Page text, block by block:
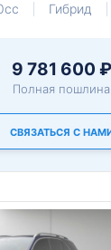
Гибрид
9 781 600 ₽
Полная пошлина
СВЯЗАТЬСЯ С